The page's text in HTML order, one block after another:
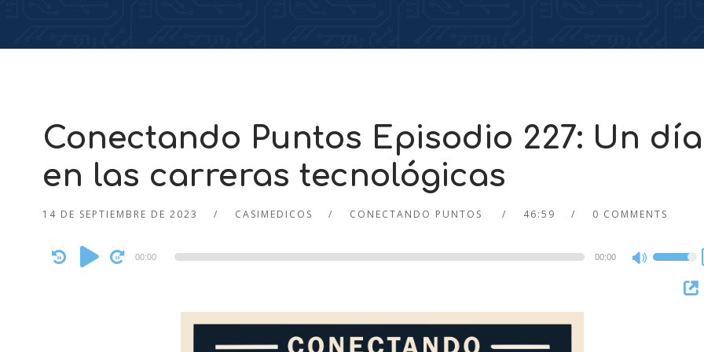
Conectando Puntos Episodio 227: Un día
en las carreras tecnológicas
14 DE SEPTIEMBRE DE 2023 CASIMEDICOS CONECTANDO PUNTOS 46:59 0 COMMENTS
Audio
Player
00:00 00:00
Use
Up/